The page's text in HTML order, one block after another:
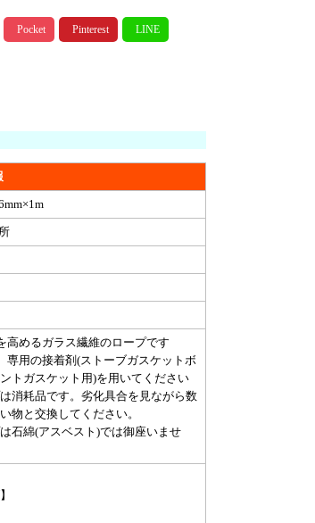
高めるガラス繊維のロープです
専用の接着剤(ストーブガスケットボ
トガスケット用)を用いてください
消耗品です。劣化具合を見ながら数
物と交換してください。
石綿(アスベスト)では御座いませ